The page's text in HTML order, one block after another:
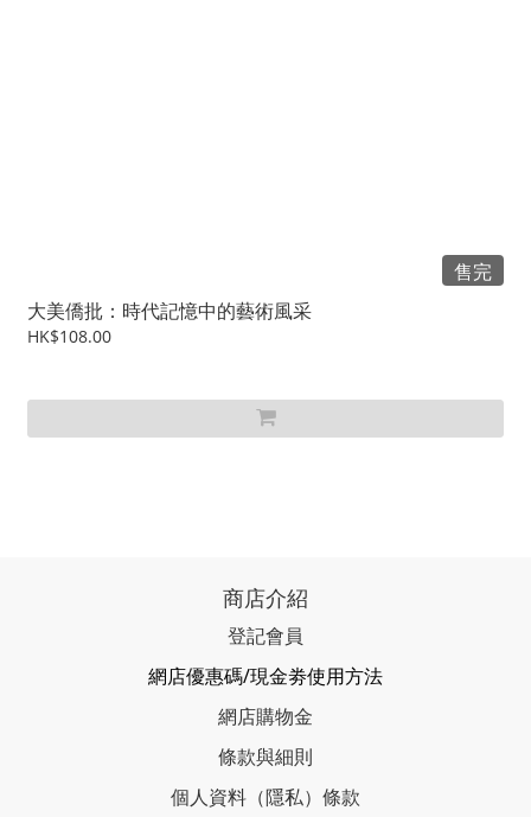
售完
大美僑批：時代記憶中的藝術風采
HK$108.00
商店介紹
登記會員
網店優惠碼/現金劵使用方法
網店購物金
條款與細則
個人資料（隱私）條款